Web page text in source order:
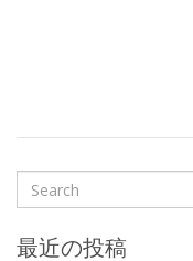
最近の投稿